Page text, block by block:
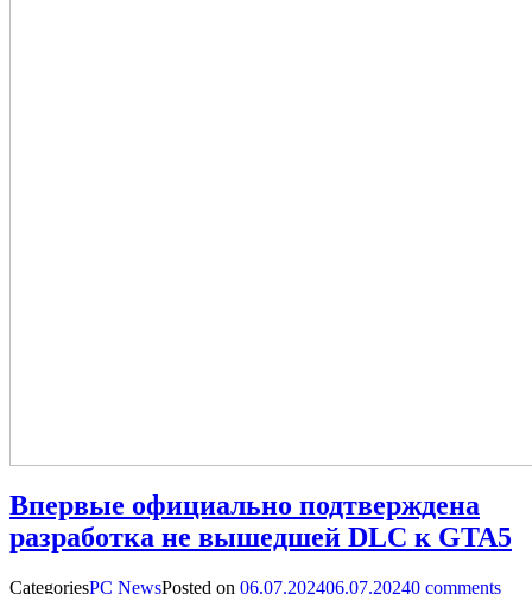
Впервые официально подтверждена
разработка не вышедшей DLC к GTA5
CategoriesPC NewsPosted on 06.07.202406.07.20240 comments